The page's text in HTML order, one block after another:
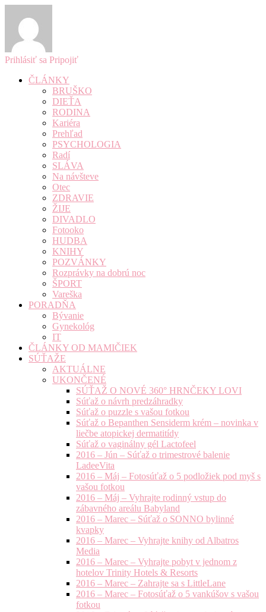
Prihlásiť sa Pripojiť
ČLÁNKY
BRUŠKO
DIEŤA
RODINA
Kariéra
Prehľad
PSYCHOLOGIA
Radí
SLÁVA
Na návšteve
Otec
ZDRAVIE
ŽIJE
DIVADLO
Fotooko
HUDBA
KNIHY
POZVÁNKY
Rozprávky na dobrú noc
ŠPORT
Vareška
PORADŇA
Bývanie
Gynekológ
IT
ČLÁNKY OD MAMIČIEK
SÚŤAŽE
AKTUÁLNE
UKONČENÉ
SÚŤAŽ O NOVÉ 360° HRNČEKY LOVI
Súťaž o návrh predzáhradky
Súťaž o puzzle s vašou fotkou
Súťaž o Bepanthen Sensiderm krém – novinka v
liečbe atopickej dermatitídy
Súťaž o vaginálny gél Lactofeel
2016 – Jún – Súťaž o trimestrové balenie
LadeeVita
2016 – Máj – Fotosúťaž o 5 podložiek pod myš s
vašou fotkou
2016 – Máj – Vyhrajte rodinný vstup do
zábavného areálu Babyland
2016 – Marec – Súťaž o SONNO bylinné
kvapky
2016 – Marec – Vyhrajte knihy od Albatros
Media
2016 – Marec – Vyhrajte pobyt v jednom z
hotelov Trinity Hotels & Resorts
2016 – Marec – Zahrajte sa s LittleLane
2016 – Marec – Fotosúťaž o 5 vankúšov s vašou
fotkou